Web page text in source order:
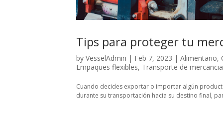
Tips para proteger tu
by VesselAdmin | Feb 7, 2023 | Alimentario,
Empaques flexibles, Transporte de mercancia
Cuando decides exportar o importar algún
durante su transportación hacia su destino final,